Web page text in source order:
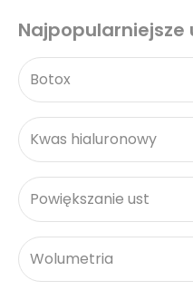
Najpopularniejsze
Botox
Kwas hialuronowy
Powiększanie ust
Wolumetria